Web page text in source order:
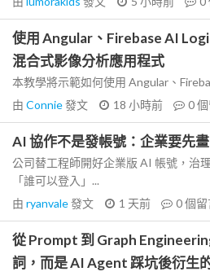
使用 Angular、Firebase AI
混合式影像分析應用程式
本教學將示範如何使用 Angular、
由 Connie發文 18 小時前 0
AI 協作不是發帳號：企業要先
公司替工程師開好企業版 AI 帳號，治
「誰可以登入」...
由 ryanvale發文 1 天前 0個留
從 Prompt 到 Graph
詞，而是 AI Agent 踩坑後衍生